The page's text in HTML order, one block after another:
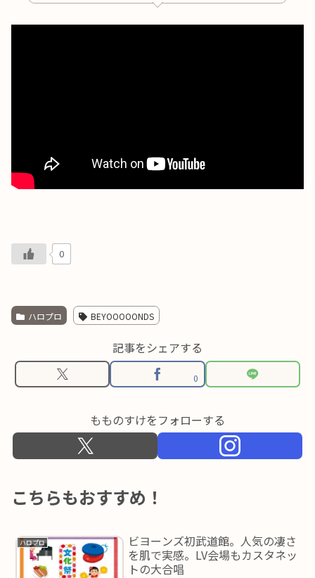
0
ハロプロ BEYOOOOONDS
記事をシェアする
0
もものすけをフォローする
こちらもおすすめ！
ハロプロ
ビヨーンズ初武道館。人気の凄さ
を肌で実感。LV会場もカスタネッ
トの大合唱